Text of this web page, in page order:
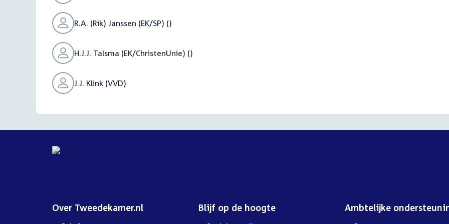
R.A. (Rik) Janssen (EK/SP) ()
H.J.J. Talsma (EK/ChristenUnie) ()
J.J. Klink (VVD)
Over Tweedekamer.nl Blijf op de hoogte Ambtelijke